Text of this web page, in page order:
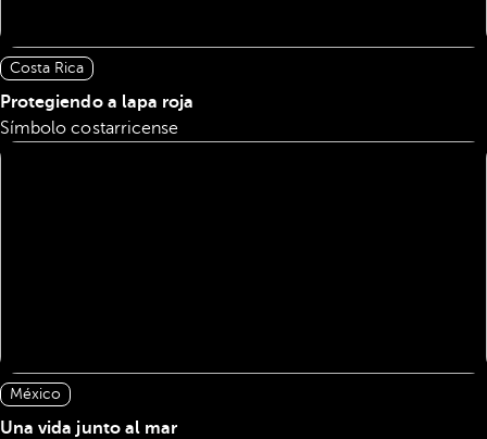
Costa Rica
Protegiendo a lapa roja
Símbolo costarricense
México
Una vida junto al mar